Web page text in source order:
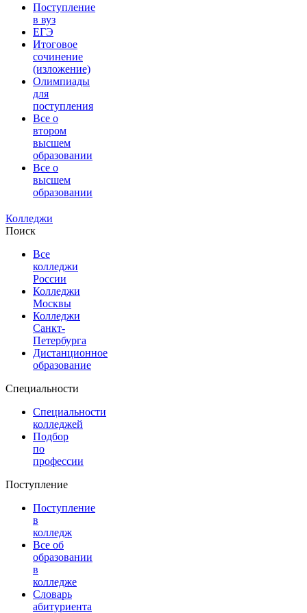
Поступление
в вуз
ЕГЭ
Итоговое
сочинение
(изложение)
Олимпиады
для
поступления
Все о
втором
высшем
образовании
Все о
высшем
образовании
Колледжи
Поиск
Все
колледжи
России
Колледжи
Москвы
Колледжи
Санкт-
Петербурга
Дистанционное
образование
Специальности
Специальности
колледжей
Подбор
по
профессии
Поступление
Поступление
в
колледж
Все об
образовании
в
колледже
Словарь
абитуриента